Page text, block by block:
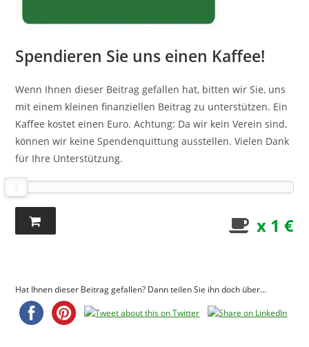
Spendieren Sie uns einen Kaffee!
Wenn Ihnen dieser Beitrag gefallen hat, bitten wir Sie, uns
mit einem kleinen finanziellen Beitrag zu unterstützen. Ein
Kaffee kostet einen Euro. Achtung: Da wir kein Verein sind,
können wir keine Spendenquittung ausstellen. Vielen Dank
für Ihre Unterstützung.
x 1 €
Hat Ihnen dieser Beitrag gefallen? Dann teilen Sie ihn doch über...